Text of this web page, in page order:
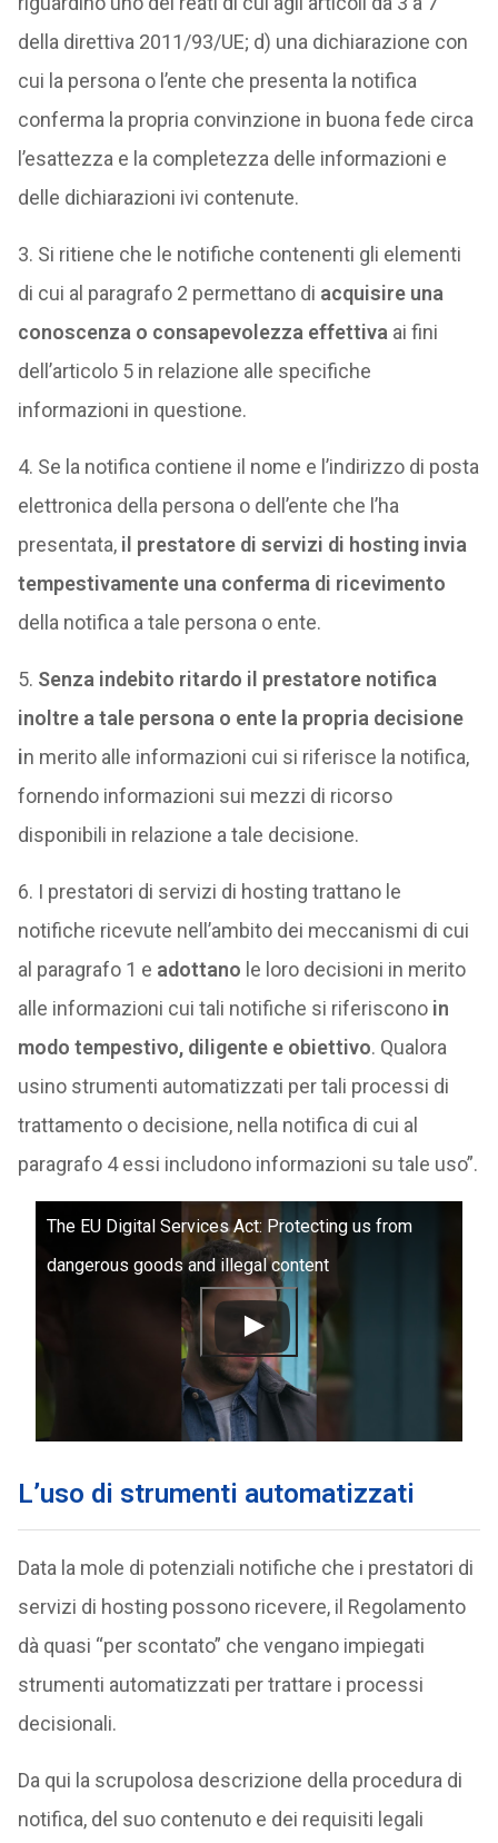
della direttiva 2011/93/UE; d) una dichiarazione con
cui la persona o l’ente che presenta la notifica
conferma la propria convinzione in buona fede circa
l’esattezza e la completezza delle informazioni e
delle dichiarazioni ivi contenute.
3. Si ritiene che le notifiche contenenti gli elementi
di cui al paragrafo 2 permettano di acquisire una
conoscenza o consapevolezza effettiva ai fini
dell’articolo 5 in relazione alle specifiche
informazioni in questione.
4. Se la notifica contiene il nome e l’indirizzo di posta
elettronica della persona o dell’ente che l’ha
presentata, il prestatore di servizi di hosting invia
tempestivamente una conferma di ricevimento
della notifica a tale persona o ente.
5. Senza indebito ritardo il prestatore notifica
inoltre a tale persona o ente la propria decisione
in merito alle informazioni cui si riferisce la notifica,
fornendo informazioni sui mezzi di ricorso
disponibili in relazione a tale decisione.
6. I prestatori di servizi di hosting trattano le
notifiche ricevute nell’ambito dei meccanismi di cui
al paragrafo 1 e adottano le loro decisioni in merito
alle informazioni cui tali notifiche si riferisconoin
modo tempestivo, diligente e obiettivo. Qualora
usino strumenti automatizzati per tali processi di
trattamento o decisione, nella notifica di cui al
paragrafo 4 essi includono informazioni su tale uso”.
The EU Digital Services Act: Protecting us from
dangerous goods and illegal content
L’uso di strumenti automatizzati
Data la mole di potenziali notifiche che i prestatori di
servizi di hosting possono ricevere, il Regolamento
dà quasi “per scontato” che vengano impiegati
strumenti automatizzati per trattare i processi
decisionali.
Da qui la scrupolosa descrizione della procedura di
notifica, del suo contenuto e dei requisiti legali